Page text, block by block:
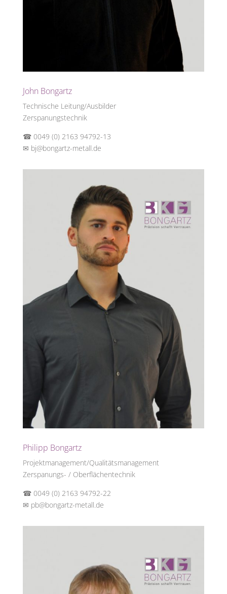
John Bongartz
Technische Leitung/Ausbilder
Zerspanungstechnik
☎ 0049 (0) 2163 94792-13
✉ bj@bongartz-metall.de
Philipp Bongartz
Projektmanagement/Qualitätsmanagement
Zerspanungs- / Oberflächentechnik
☎ 0049 (0) 2163 94792-22
✉ pb@bongartz-metall.de